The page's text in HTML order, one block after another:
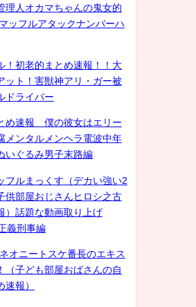
理人オカマちゃんの鬼女的
ッフルアタックナンバーハ
！初老的まとめ速報！！大
ット！害獣神アリ・ガー被
ドライバー
め速報 僕の彼女はエリー
メンタルメンヘラ電波中年
いぐるみ男子末路編
フルまっくす（デカい強い2
供部屋おじさんヒロシ之古
）話題な動画取り上げ
義刑事編
オニートスケ番長のエキス
（子ども部屋おばさんの自
報）